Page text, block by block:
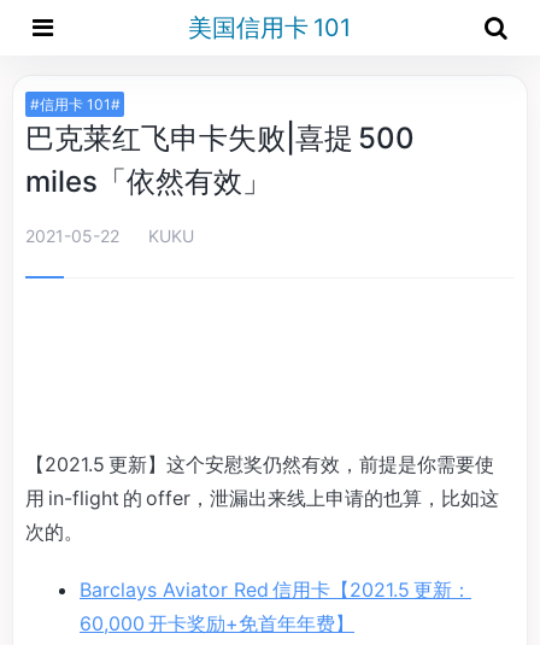
美国信用卡 101
#信用卡 101#
巴克莱红飞申卡失败|喜提 500
miles「依然有效」
2021-05-22 KUKU
【2021.5 更新】这个安慰奖仍然有效，前提是你需要使
用 in-flight 的 offer，泄漏出来线上申请的也算，比如这
次的。
Barclays Aviator Red 信用卡【2021.5 更新：
60,000 开卡奖励+免首年年费】